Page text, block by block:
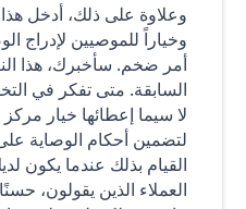
وعلاوة على ذلك، أدخل
وخياراً للموصيين لإدراج
أمر ضخم. سأخبرك، هذا
السابقة. متى تفكر في
لا سيما إعطائها خيار
لتضمين أحكام الوصاية
القيام بذلك عندما يكون
العملاء الذين يقولون،